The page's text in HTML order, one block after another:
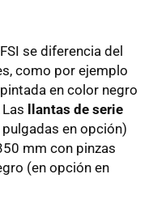
se diferencia del
como por ejemplo
en color negro
llantas de serie
en opción)
mm con pinzas
(en opción en